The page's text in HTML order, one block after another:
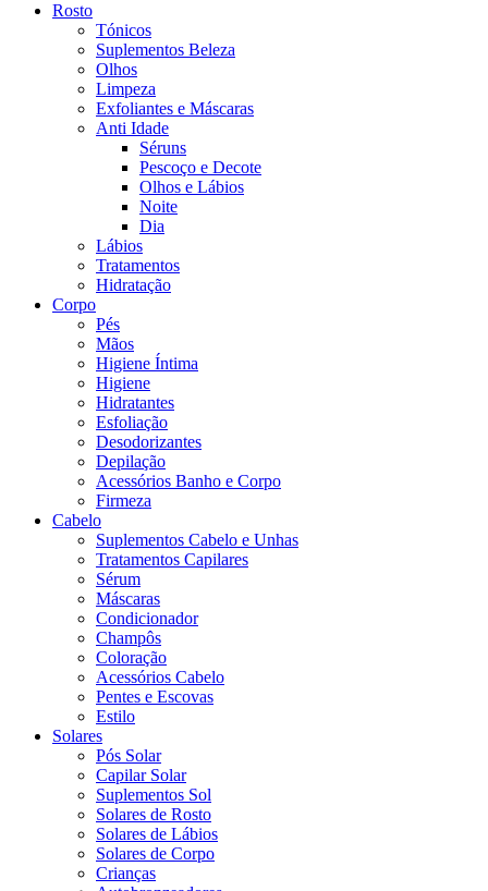
Rosto
Tónicos
Suplementos Beleza
Olhos
Limpeza
Exfoliantes e Máscaras
Anti Idade
Séruns
Pescoço e Decote
Olhos e Lábios
Noite
Dia
Lábios
Tratamentos
Hidratação
Corpo
Pés
Mãos
Higiene Íntima
Higiene
Hidratantes
Esfoliação
Desodorizantes
Depilação
Acessórios Banho e Corpo
Firmeza
Cabelo
Suplementos Cabelo e Unhas
Tratamentos Capilares
Sérum
Máscaras
Condicionador
Champôs
Coloração
Acessórios Cabelo
Pentes e Escovas
Estilo
Solares
Pós Solar
Capilar Solar
Suplementos Sol
Solares de Rosto
Solares de Lábios
Solares de Corpo
Crianças